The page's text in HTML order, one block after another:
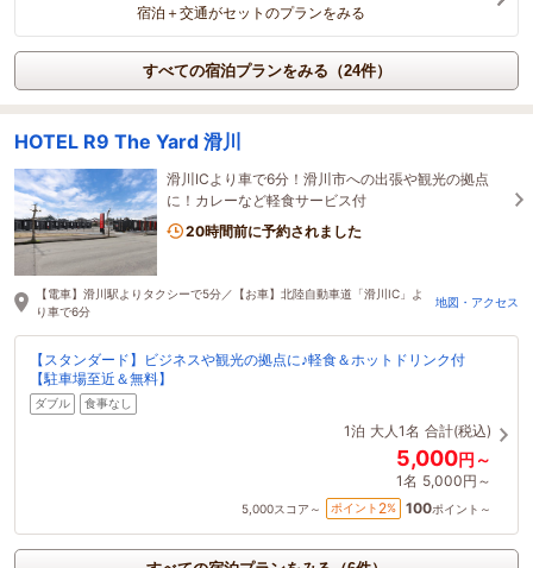
宿泊＋交通がセットのプランをみる
すべての宿泊プランをみる（24件）
HOTEL R9 The Yard 滑川
滑川ICより車で6分！滑川市への出張や観光の拠点
に！カレーなど軽食サービス付
20時間前に予約されました
【電車】滑川駅よりタクシーで5分／【お車】北陸自動車道「滑川IC」よ
り車で6分
地図・アクセス
【スタンダード】ビジネスや観光の拠点に♪軽食＆ホットドリンク付
【駐車場至近＆無料】
ダブル 食事なし
1泊 大人1名 合計(税込)
5,000円～
1名 5,000円～
5,000スコア～ ポイント 2% 100ポイント～